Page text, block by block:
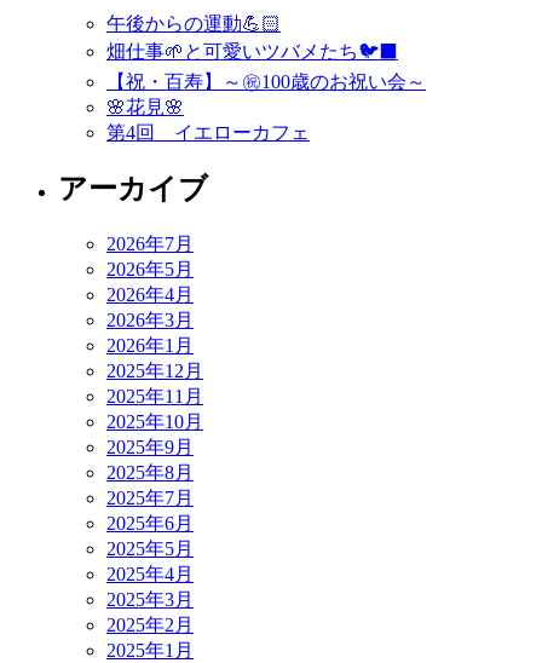
午後からの運動💪🏻
畑仕事🌱と可愛いツバメたち🐦‍⬛
【祝・百寿】～㊗️100歳のお祝い会～
🌸花見🌸
第4回 イエローカフェ
アーカイブ
2026年7月
2026年5月
2026年4月
2026年3月
2026年1月
2025年12月
2025年11月
2025年10月
2025年9月
2025年8月
2025年7月
2025年6月
2025年5月
2025年4月
2025年3月
2025年2月
2025年1月